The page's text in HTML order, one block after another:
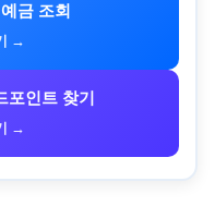
금 조회
→
포인트 찾기
→